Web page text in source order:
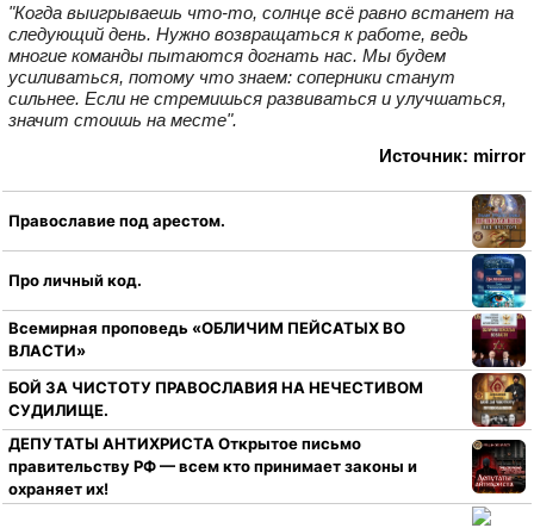
"Когда выигрываешь что‑то, солнце всё равно встанет на
следующий день. Нужно возвращаться к работе, ведь
многие команды пытаются догнать нас. Мы будем
усиливаться, потому что знаем: соперники станут
сильнее. Если не стремишься развиваться и улучшаться,
значит стоишь на месте".
Источник: mirror
Православие под арестом.
Про личный код.
Всемирная проповедь «ОБЛИЧИМ ПЕЙСАТЫХ ВО
ВЛАСТИ»
БОЙ ЗА ЧИСТОТУ ПРАВОСЛАВИЯ НА НЕЧЕСТИВОМ
СУДИЛИЩЕ.
ДЕПУТАТЫ АНТИХРИСТА Открытое письмо
правительству РФ — всем кто принимает законы и
охраняет их!